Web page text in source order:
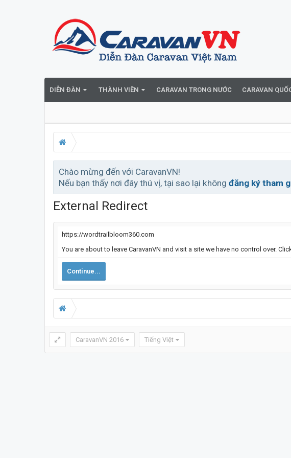
DIỄN ĐÀN THÀNH VIÊN CARAVAN TRONG NƯỚC CARAVAN
Chào mừng đến với CaravanVN!
Nếu bạn thấy nơi đây thú vị, tại sao lại không đăng ký tham
External Redirect
https://wordtrailbloom360.com
You are about to leave CaravanVN and visit a site we have no control over.
Continue...
CaravanVN 2016 Tiếng Việt